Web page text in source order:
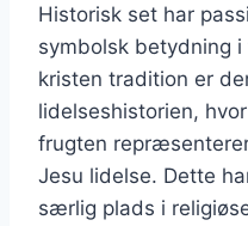
Historisk set har
symbolsk betydning
kristen tradition er
lidelseshistorien,
frugten
Jesu lidelse. Dette
særlig plads i